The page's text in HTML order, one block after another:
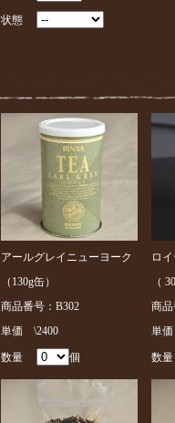
状態
アールグレイニューヨーク
（130g缶）
商品番号：B302
単価 \2400
数量 個
ロ
（
商
単
数